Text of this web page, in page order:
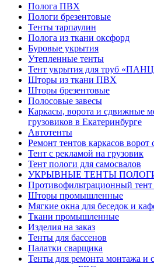
Полога ПВХ
Пологи брезентовые
Тенты тарпаулин
Полога из ткани оксфорд
Буровые укрытия
Утепленные тенты
Тент укрытия для труб
Шторы из ткани ПВХ
Шторы брезентовые
Полосовые завесы
Каркасы, ворота и сдвижные
грузовиков в Екатеринбурге
Автотенты
Ремонт тентов каркасов
Тент с рекламой на грузовик
Тент пологи для самосвалов
УКРЫВНЫЕ ТЕНТЫ
Противофильтрационный
Шторы промышленные
Мягкие окна для беседок и
Ткани промышленные
Изделия на заказ
Тенты для бассенов
Палатки сварщика
Тенты для ремонта монтажа и